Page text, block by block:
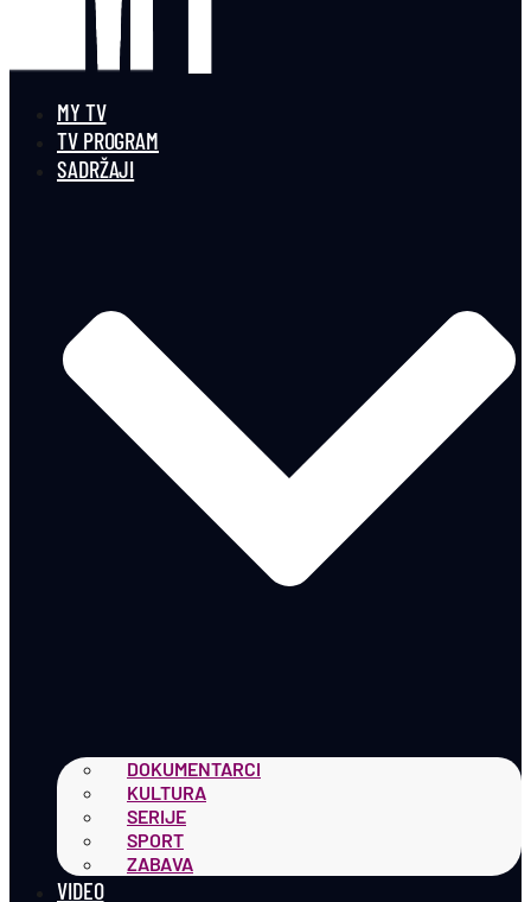
MY TV
TV PROGRAM
SADRŽAJI
DOKUMENTARCI
KULTURA
SERIJE
SPORT
ZABAVA
VIDEO